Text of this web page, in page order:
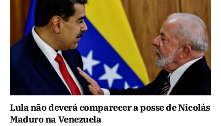
Lula não deverá comparecer a posse de Nicolás
Maduro na Venezuela